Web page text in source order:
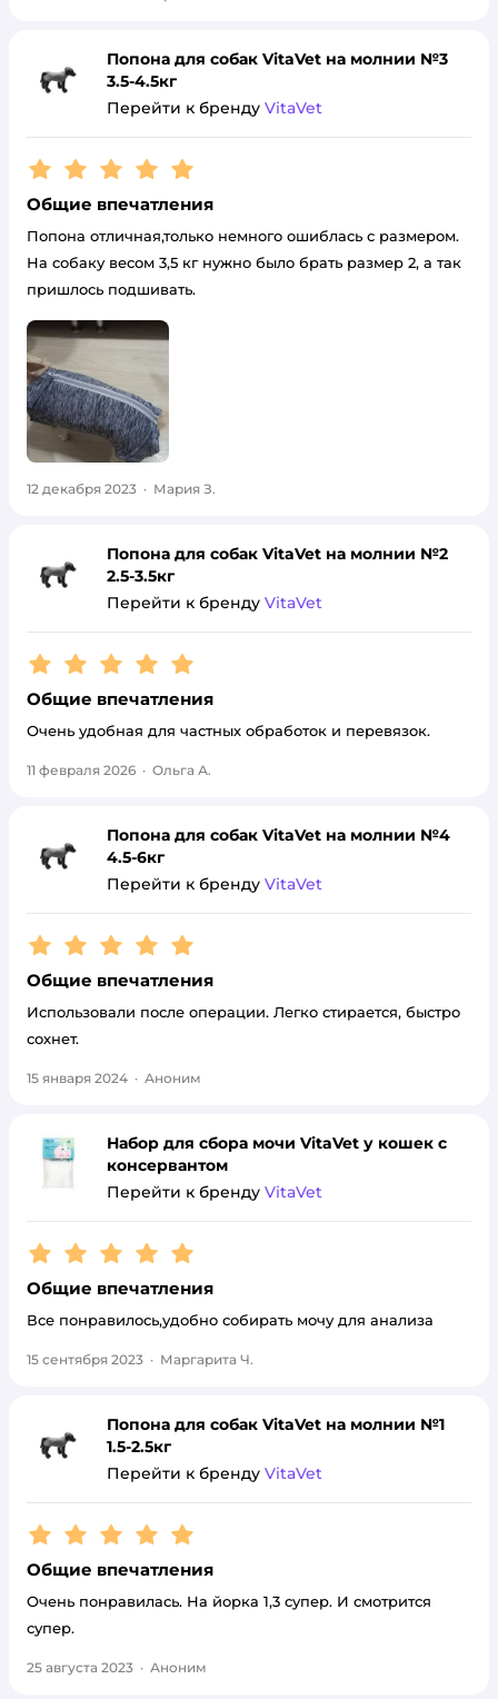
Попона для собак VitaVet на молнии №3
3.5-4.5кг
Перейти к бренду VitaVet
Рейтинг:5
Общие впечатления
Попона отличная,только немного ошиблась с размером.
На собаку весом 3,5 кг нужно было брать размер 2, а так
пришлось подшивать.
12 декабря 2023 · Мария З.
Попона для собак VitaVet на молнии №2
2.5-3.5кг
Перейти к бренду VitaVet
Рейтинг:5
Общие впечатления
Очень удобная для частных обработок и перевязок.
11 февраля 2026 · Ольга А.
Попона для собак VitaVet на молнии №4
4.5-6кг
Перейти к бренду VitaVet
Рейтинг:5
Общие впечатления
Использовали после операции. Легко стирается, быстро
сохнет.
15 января 2024 · Аноним
Набор для сбора мочи VitaVet у кошек с
консервантом
Перейти к бренду VitaVet
Рейтинг:5
Общие впечатления
Все понравилось,удобно собирать мочу для анализа
15 сентября 2023 · Маргарита Ч.
Попона для собак VitaVet на молнии №1
1.5-2.5кг
Перейти к бренду VitaVet
Рейтинг:5
Общие впечатления
Очень понравилась. На йорка 1,3 супер. И смотрится
супер.
25 августа 2023 · Аноним